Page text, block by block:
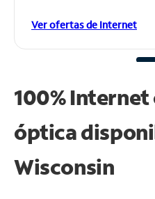
Ver ofertas de Internet
100%
óptica
Wisconsin